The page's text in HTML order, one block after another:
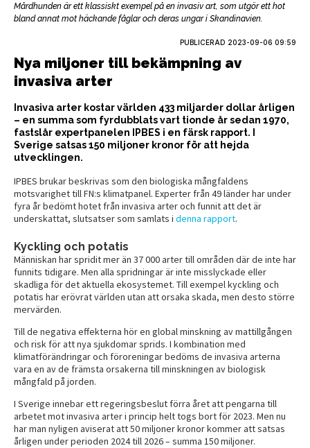
Mårdhunden är ett klassiskt exempel på en invasiv art, som utgör ett hot
bland annat mot häckande fåglar och deras ungar i Skandinavien.
PUBLICERAD 2023-09-06 09:59
Nya miljoner till bekämpning av
invasiva arter
Invasiva arter kostar världen 433 miljarder dollar årligen
– en summa som fyrdubblats vart tionde år sedan 1970,
fastslår expertpanelen IPBES i en färsk rapport. I
Sverige satsas 150 miljoner kronor för att hejda
utvecklingen.
IPBES brukar beskrivas som den biologiska mångfaldens
motsvarighet till FN:s klimatpanel. Experter från 49 länder har under
fyra år bedömt hotet från invasiva arter och funnit att det är
underskattat, slutsatser som samlats i denna rapport.
Kyckling och potatis
Människan har spridit mer än 37 000 arter till områden där de inte har
funnits tidigare. Men alla spridningar är inte misslyckade eller
skadliga för det aktuella ekosystemet. Till exempel kyckling och
potatis har erövrat världen utan att orsaka skada, men desto större
mervärden.
Till de negativa effekterna hör en global minskning av mattillgången
och risk för att nya sjukdomar sprids. I kombination med
klimatförändringar och föroreningar bedöms de invasiva arterna
vara en av de främsta orsakerna till minskningen av biologisk
mångfald på jorden.
I Sverige innebar ett regeringsbeslut förra året att pengarna till
arbetet mot invasiva arter i princip helt togs bort för 2023. Men nu
har man nyligen aviserat att 50 miljoner kronor kommer att satsas
årligen under perioden 2024 till 2026 – summa 150 miljoner.